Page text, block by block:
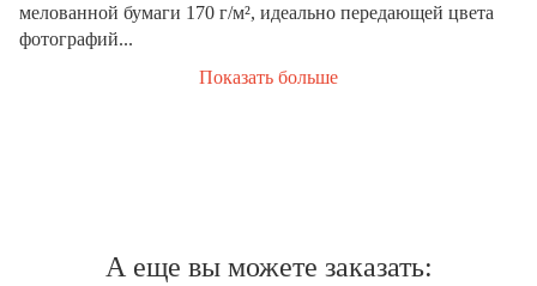
мелованной бумаги 170 г/м², идеально передающей цвета
фотографий...
Показать больше
А еще вы можете заказать: